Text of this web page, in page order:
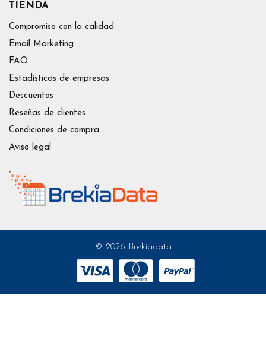
TIENDA
Compromiso con la calidad
Email Marketing
FAQ
Estadísticas de empresas
Descuentos
Reseñas de clientes
Condiciones de compra
Aviso legal
© 2026 Brekiadata